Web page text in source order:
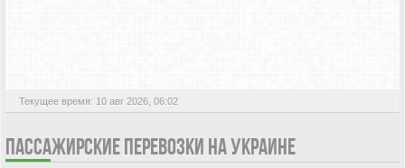
Текущее время: 10 авг 2026, 06:02
ПАССАЖИРСКИЕ ПЕРЕВОЗКИ НА УКРАИНЕ